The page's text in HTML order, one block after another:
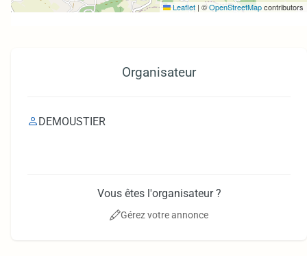
Leaflet | ©OpenStreetMapcontributors
Organisateur
DEMOUSTIER
Vous êtes l'organisateur ?
Gérez votre annonce